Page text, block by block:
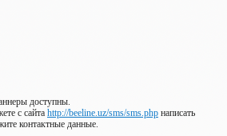
доступны.
с сайта http://beeline.uz/sms/sms.php написать
контактные данные.